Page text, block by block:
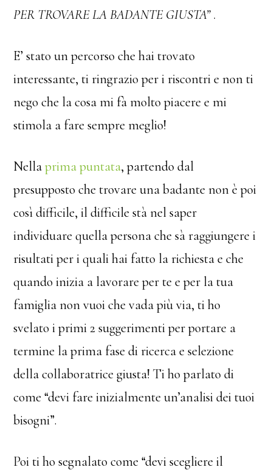
PER TROVARE LA BADANTE GIUSTA”.
E’ stato un percorso che hai trovato
interessante, ti ringrazio per i riscontri e non ti
nego che la cosa mi fà molto piacere e mi
stimola a fare sempre meglio!
Nellaprima puntata, partendo dal
presupposto che trovare una badante non è poi
così difficile, il difficile stà nel saper
individuare quella persona che sà raggiungere i
risultati per i quali hai fatto la richiesta e che
quando inizia a lavorare per te e per la tua
famiglia non vuoi che vada più via, ti ho
svelato i primi 2 suggerimenti per portare a
termine la prima fase di ricerca e selezione
della collaboratrice giusta! Ti ho parlato di
come “devi fare inizialmente un’analisi dei tuoi
bisogni”.
Poi ti ho segnalato come “devi scegliere il